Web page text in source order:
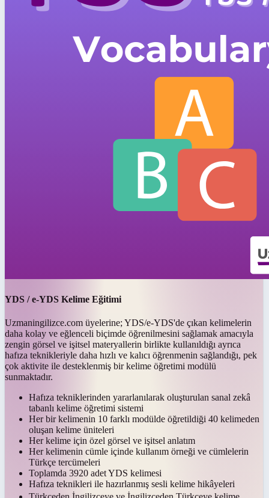
YDS / e-YDS Kelime Eğitimi
Uzmaningilizce.com üyelerine; YDS/e-YDS'de çıkan kelimelerin
daha kolay ve eğlenceli biçimde öğrenilmesini sağlamak amacıyla
zengin görsel ve işitsel materyallerin birlikte kullanıldığı ayrıca
hafıza teknikleriyle daha hızlı ve kalıcı öğrenmenin sağlandığı, pek
çok aktivite ile desteklenmiş bir kelime öğretimi modülü
sunmaktadır.
Hafıza tekniklerinden yararlanılarak oluşturulan sanal zekâ
tabanlı kelime öğretimi sistemi
Her bir kelimenin 10 farklı modülde öğretildiği 40 kelimeden
oluşan kelime üniteleri
Her kelime için özel görsel ve işitsel anlatım
Her kelimenin cümle içinde kullanım örneği ve cümlelerin
Türkçe tercümeleri
Toplamda 3920 adet YDS kelimesi
Hafıza teknikleri ile hazırlanmış sesli kelime hikâyeleri